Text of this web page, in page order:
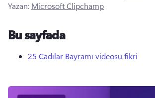
Ücretsiz deneyin
Yazan: Microsoft Clipchamp
Bu sayfada
25 Cadılar Bayramı videosu fikri